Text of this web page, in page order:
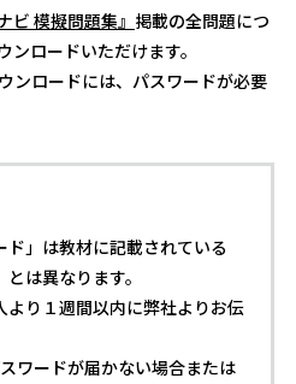
ビ 模擬問題集』 掲載の全問題につ
ロードいただけます。
ンロードには、パスワードが必要
ド」は教材に記載されている
は異なります。
り１週間以内に弊社よりお伝
ワードが届かない場合または